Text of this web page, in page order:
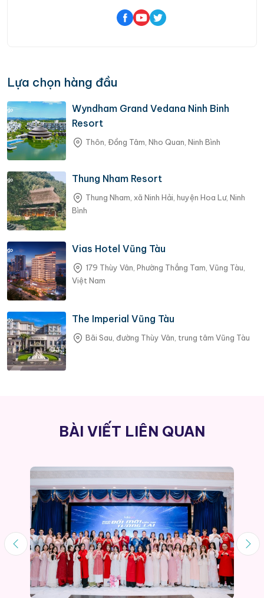
Lựa chọn hàng đầu
Wyndham Grand Vedana Ninh Binh
Resort
Thôn, Đồng Tâm, Nho Quan, Ninh Bình
Thung Nham Resort
Thung Nham, xã Ninh Hải, huyện Hoa Lư, Ninh
Bình
Vias Hotel Vũng Tàu
179 Thùy Vân, Phường Thắng Tam, Vũng Tàu,
Việt Nam
The Imperial Vũng Tàu
Bãi Sau, đường Thùy Vân, trung tâm Vũng Tàu
BÀI VIẾT LIÊN QUAN